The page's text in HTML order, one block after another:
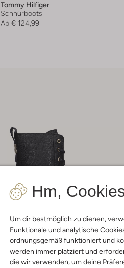
Hm,
Um dir bestmöglich zu dienen,
Funktionale und analytische
ordnungsgemäß funktioniert und
werden immer platziert und
die wir verwenden, um deine
Tommy Hilfiger
Schnürboots
Ab € 124,99
Letzter Artikel
-30%